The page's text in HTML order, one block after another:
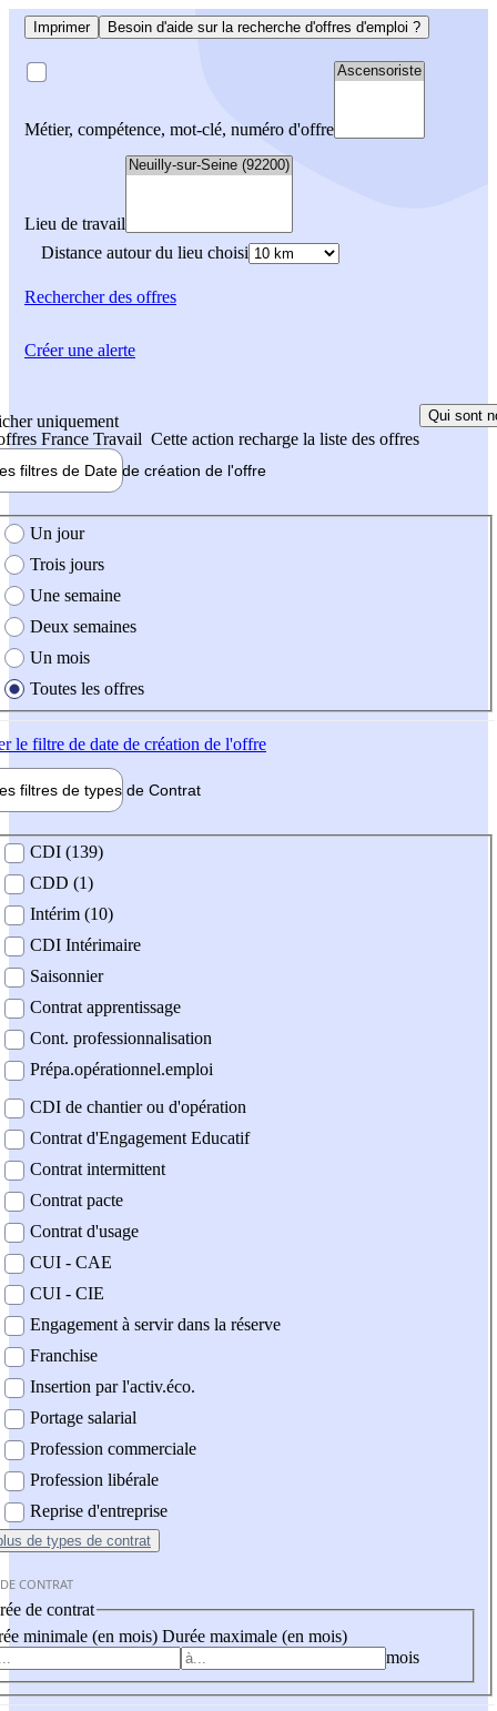
Imprimer Besoin d'aide sur la recherche d'offres d'emploi ?
Métier, compétence, mot-clé, numéro d'offre
Lieu de travail
Distance autour du lieu choisi
Rechercherdes offres
uniquement
France Travail Cette action recharge la liste des offres
Qui sont
filtres de Date de création de l'offre
création de l'offre
Un jour
Trois jours
Une semaine
Deux semaines
Un mois
Toutes les offres
le filtre de date de création de l'offre
filtres de types de Contrat
contrat
CDI (139)
CDD (1)
Intérim (10)
CDI Intérimaire
Saisonnier
Contrat apprentissage
Cont. professionnalisation
Prépa.opérationnel.emploi
CDI de chantier ou d'opération
Contrat d'Engagement Educatif
Contrat intermittent
Contrat pacte
Contrat d'usage
CUI - CAE
CUI - CIE
Engagement à servir dans la réserve
Franchise
Insertion par l'activ.éco.
Portage salarial
Profession commerciale
Profession libérale
Reprise d'entreprise
de types de contrat
CONTRAT
de contrat
minimale (en mois) Durée maximale (en mois)
mois
Créer une alerte